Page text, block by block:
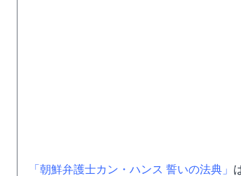
「朝鮮弁護士カン・ハンス 誓いの法典」